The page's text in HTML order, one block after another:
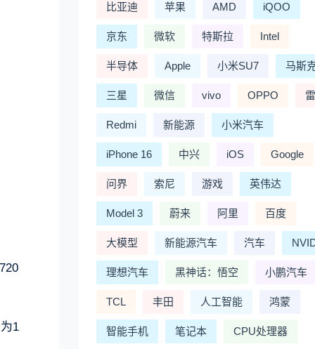
1
比亚迪 苹果 AMD iQOO
京东 微软 特斯拉 Intel
半导体 Apple 小米SU7 马斯
三星 微信 vivo OPPO
Redmi 新能源 小米汽车
iPhone 16 中兴 iOS Google
问界 索尼 游戏 英伟达
Model 3 蔚来 阿里 百度
大模型 新能源汽车 汽车
理想汽车 黑神话：悟空 小鹏汽车
TCL 丰田 人工智能 鸿蒙
智能手机 笔记本 CPU处理器